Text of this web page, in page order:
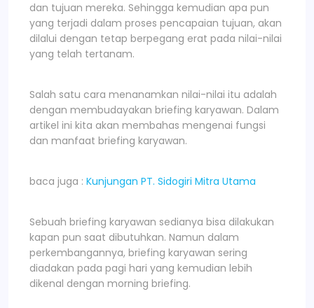
dan tujuan mereka. Sehingga kemudian apa pun
yang terjadi dalam proses pencapaian tujuan, akan
dilalui dengan tetap berpegang erat pada nilai-nilai
yang telah tertanam.
Salah satu cara menanamkan nilai-nilai itu adalah
dengan membudayakan briefing karyawan. Dalam
artikel ini kita akan membahas mengenai fungsi
dan manfaat briefing karyawan.
baca juga : Kunjungan PT. Sidogiri Mitra Utama
Sebuah briefing karyawan sedianya bisa dilakukan
kapan pun saat dibutuhkan. Namun dalam
perkembangannya, briefing karyawan sering
diadakan pada pagi hari yang kemudian lebih
dikenal dengan morning briefing.